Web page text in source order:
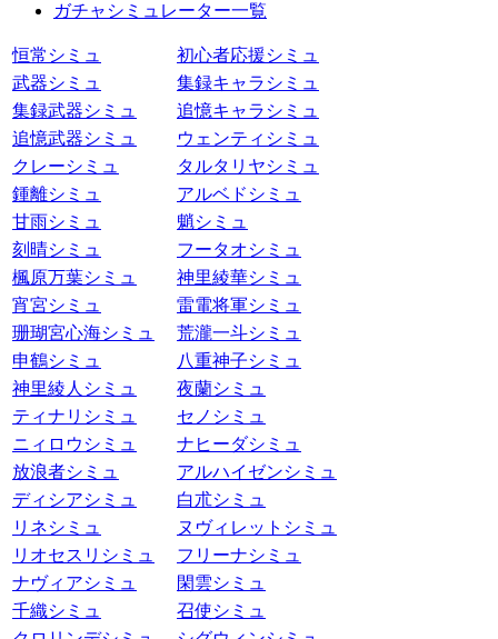
ガチャシミュレーター一覧
恒常シミュ
初心者応援シミュ
武器シミュ
集録キャラシミュ
集録武器シミュ
追憶キャラシミュ
追憶武器シミュ
ウェンティシミュ
クレーシミュ
タルタリヤシミュ
鍾離シミュ
アルベドシミュ
甘雨シミュ
魈シミュ
刻晴シミュ
フータオシミュ
楓原万葉シミュ
神里綾華シミュ
宵宮シミュ
雷電将軍シミュ
珊瑚宮心海シミュ
荒瀧一斗シミュ
申鶴シミュ
八重神子シミュ
神里綾人シミュ
夜蘭シミュ
ティナリシミュ
セノシミュ
ニィロウシミュ
ナヒーダシミュ
放浪者シミュ
アルハイゼンシミュ
ディシアシミュ
白朮シミュ
リネシミュ
ヌヴィレットシミュ
リオセスリシミュ
フリーナシミュ
ナヴィアシミュ
閑雲シミュ
千織シミュ
召使シミュ